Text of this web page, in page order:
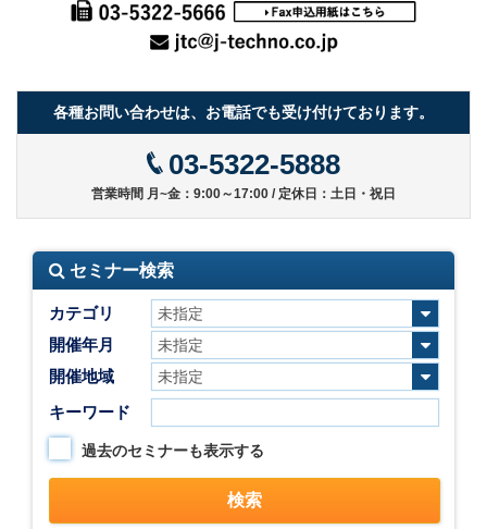
各種お問い合わせは、お電話でも受け付けております。
03-5322-5888
営業時間 月~金：9:00～17:00 / 定休日：土日・祝日
セミナー検索
カテゴリ
開催年月
開催地域
キーワード
過去のセミナーも表示する